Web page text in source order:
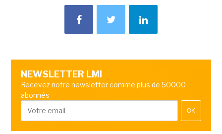
NEWSLETTER LMI
Recevez notre newsletter comme plus de 50000
abonnés
OK